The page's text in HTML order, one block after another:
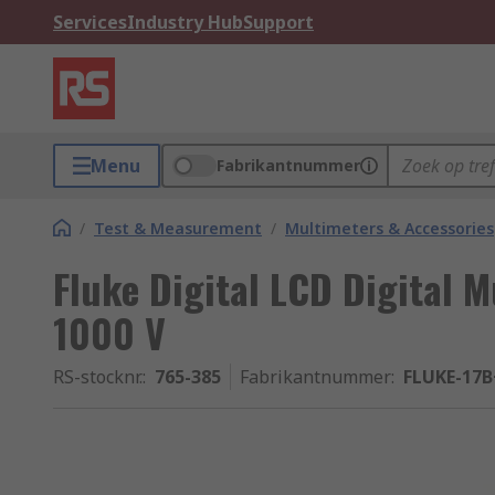
ServicesIndustry HubSupport
Menu Fabrikantnummer
/ Test & Measurement / Multimeters & Accessories
Fluke Digital LCD Digital
1000 V
RS-stocknr.: 765-385 Fabrikantnummer: FLUKE-